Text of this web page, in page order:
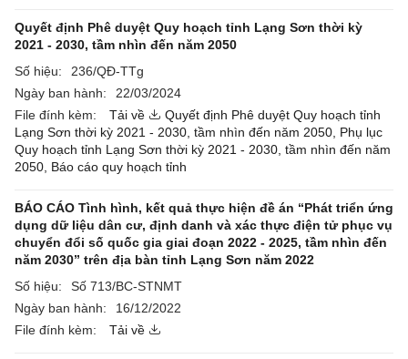
Quyết định Phê duyệt Quy hoạch tỉnh Lạng Sơn thời kỳ
2021 - 2030, tầm nhìn đến năm 2050
Số hiệu:
236/QĐ-TTg
Ngày ban hành:
22/03/2024
File đính kèm:
Tải về
Quyết định Phê duyệt Quy hoạch tỉnh
Lạng Sơn thời kỳ 2021 - 2030, tầm nhìn đến năm 2050, Phụ lục
Quy hoạch tỉnh Lạng Sơn thời kỳ 2021 - 2030, tầm nhìn đến năm
2050, Báo cáo quy hoạch tỉnh
BÁO CÁO Tình hình, kết quả thực hiện đề án “Phát triển ứng
dụng dữ liệu dân cư, định danh và xác thực điện tử phục vụ
chuyển đổi số quốc gia giai đoạn 2022 - 2025, tầm nhìn đến
năm 2030” trên địa bàn tỉnh Lạng Sơn năm 2022
Số hiệu:
Số 713/BC-STNMT
Ngày ban hành:
16/12/2022
File đính kèm:
Tải về